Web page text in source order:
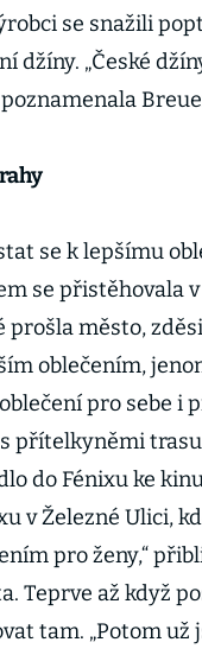
se snažili
džíny. „České
se k lepšímu
se přistěhovala
prošla město,
oblečením,
pro sebe i
přítelkyněmi
do Fénixu ke
v Železné Ulici,
pro ženy,“
Teprve až když
tam. „Potom už